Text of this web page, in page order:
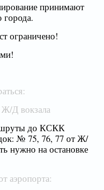
принимают
ограничено!
Ж/Д вокзала
до КСКК
№ 75, 76, 77 от Ж/
нужно на остановке
аэропорта: